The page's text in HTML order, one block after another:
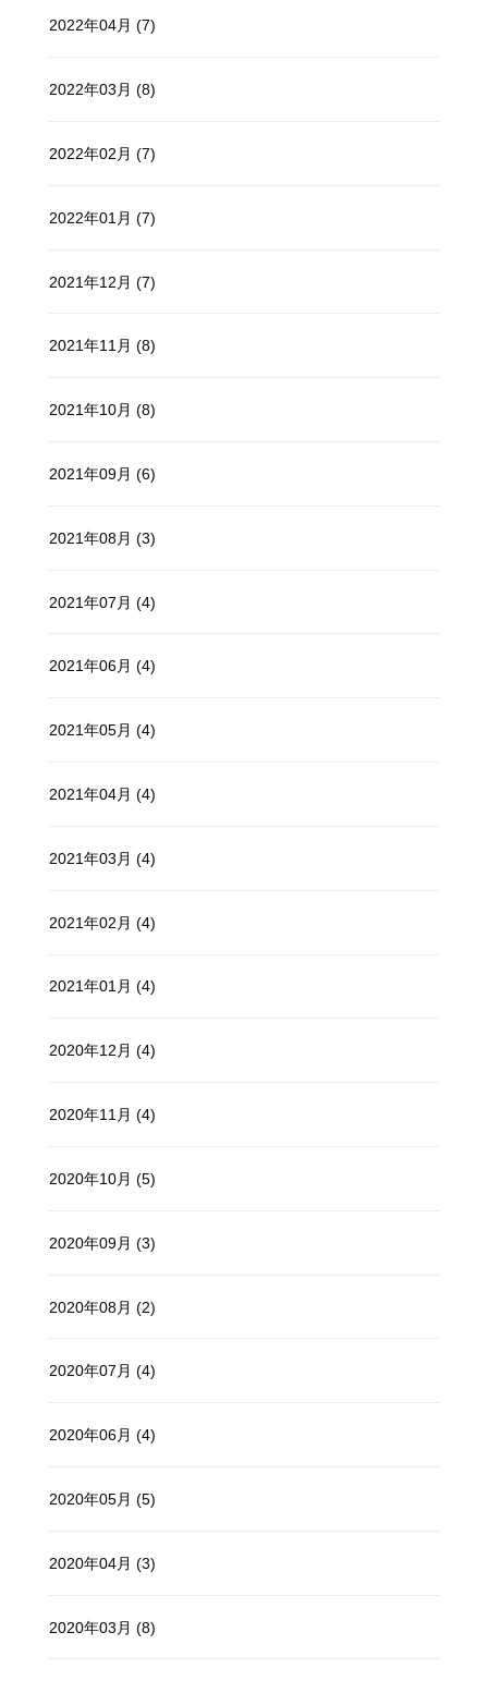
2022年04月 (7)
2022年03月 (8)
2022年02月 (7)
2022年01月 (7)
2021年12月 (7)
2021年11月 (8)
2021年10月 (8)
2021年09月 (6)
2021年08月 (3)
2021年07月 (4)
2021年06月 (4)
2021年05月 (4)
2021年04月 (4)
2021年03月 (4)
2021年02月 (4)
2021年01月 (4)
2020年12月 (4)
2020年11月 (4)
2020年10月 (5)
2020年09月 (3)
2020年08月 (2)
2020年07月 (4)
2020年06月 (4)
2020年05月 (5)
2020年04月 (3)
2020年03月 (8)